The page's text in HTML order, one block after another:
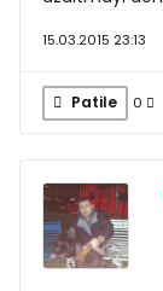
15.03.2015 23:13
Patile 0